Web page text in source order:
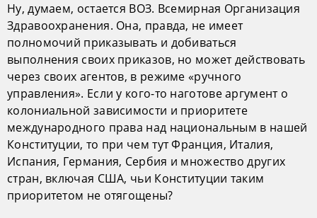
Ну, думаем, остается ВОЗ. Всемирная Организация
Здравоохранения. Она, правда, не имеет
полномочий приказывать и добиваться
выполнения своих приказов, но может действовать
через своих агентов, в режиме «ручного
управления». Если у кого-то наготове аргумент о
колониальной зависимости и приоритете
международного права над национальным в нашей
Конституции, то при чем тут Франция, Италия,
Испания, Германия, Сербия и множество других
стран, включая США, чьи Конституции таким
приоритетом не отягощены?